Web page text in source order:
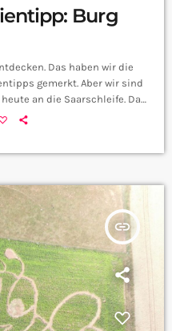
Burg
Das haben wir die
gemerkt. Aber wir sind
an die Saarschleife. Da
sich da ein Besuch
insert_link